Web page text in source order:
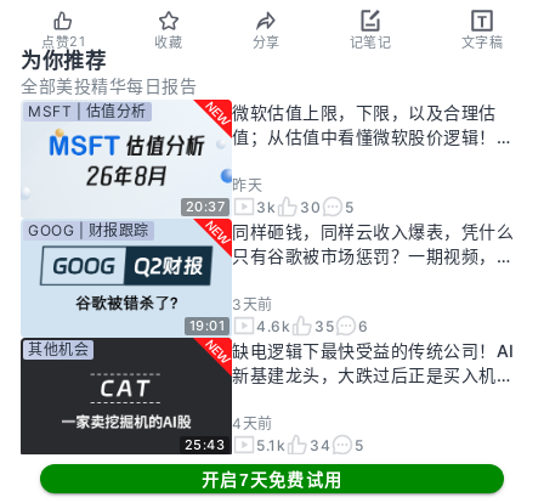
点赞21 收藏 分享 记笔记 文字稿
为你推荐
全部美投精华每日报告
20:37
MSFT | 估值分析
微软估值上限，下限，以及合理估
值；从估值中看懂微软股价逻辑！
昨天
3k
30 5
19:01
GOOG | 财报跟踪
同样砸钱，同样云收入爆表，凭什么
只有谷歌被市场惩罚？一期视频，告
3天前
4.6k
35 6
25:43
其他机会
缺电逻辑下最快受益的传统公司！AI
新基建龙头，大跌过后正是买入机
4天前
5.1k
34
5
MSFT | 财报跟踪
微软史无前例大反转！蛰伏一年，巨
头终于准备好起飞了？
开启7天免费试用